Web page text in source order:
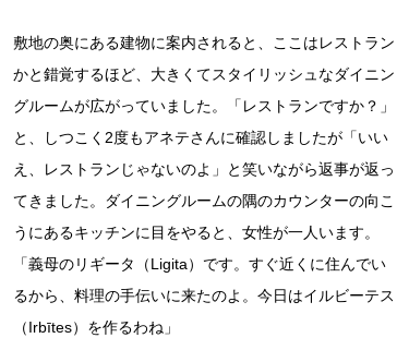
敷地の奥にある建物に案内されると、ここはレストラン
かと錯覚するほど、大きくてスタイリッシュなダイニン
グルームが広がっていました。「レストランですか？」
と、しつこく2度もアネテさんに確認しましたが「いい
え、レストランじゃないのよ」と笑いながら返事が返っ
てきました。ダイニングルームの隅のカウンターの向こ
うにあるキッチンに目をやると、女性が一人います。
「義母のリギータ（Ligita）です。すぐ近くに住んでい
るから、料理の手伝いに来たのよ。今日はイルビーテス
（Irbītes）を作るわね」